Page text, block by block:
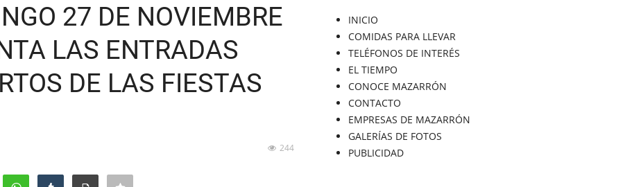
27 DE NOVIEMBRE
LAS ENTRADAS
DE LAS FIESTAS
244
INICIO
COMIDAS PARA LLEVAR
TELÉFONOS DE INTERÉS
EL TIEMPO
CONOCE MAZARRÓN
CONTACTO
EMPRESAS DE MAZARRÓN
GALERÍAS DE FOTOS
PUBLICIDAD